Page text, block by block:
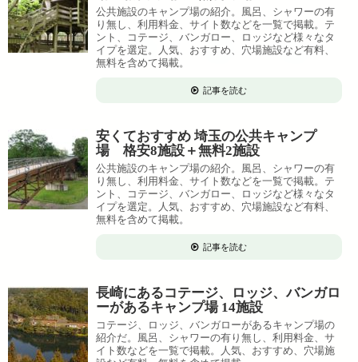
公共施設のキャンプ場の紹介。風呂、シャワーの有
り無し、利用料金、サイト数などを一覧で掲載。テ
ント、コテージ、バンガロー、ロッジなど様々なタ
イプを選定。人気、おすすめ、穴場施設など有料、
無料を含めて掲載。
記事を読む
安くておすすめ 埼玉の公共キャンプ
場 格安8施設＋無料2施設
公共施設のキャンプ場の紹介。風呂、シャワーの有
り無し、利用料金、サイト数などを一覧で掲載。テ
ント、コテージ、バンガロー、ロッジなど様々なタ
イプを選定。人気、おすすめ、穴場施設など有料、
無料を含めて掲載。
記事を読む
長崎にあるコテージ、ロッジ、バンガロ
ーがあるキャンプ場 14施設
コテージ、ロッジ、バンガローがあるキャンプ場の
紹介だ。風呂、シャワーの有り無し、利用料金、サ
イト数などを一覧で掲載。人気、おすすめ、穴場施